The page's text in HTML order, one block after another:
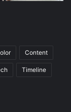
Content
Timeline